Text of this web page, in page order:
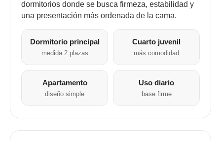
dormitorios donde se busca firmeza, estabilidad y
una presentación más ordenada de la cama.
Dormitorio principal
medida 2 plazas
Cuarto juvenil
más comodidad
Apartamento
diseño simple
Uso diario
base firme